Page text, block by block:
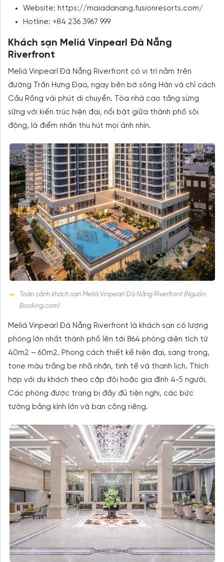
Website: https://maiadanang.fusionresorts.com/
Hotline: +84 236 3967 999
Khách sạn Meliá Vinpearl Đà Nẵng
Riverfront
Meliá Vinpearl Đà Nẵng Riverfront có vị trí nằm trên
đường Trần Hưng Đạo, ngay bên bờ sông Hàn và chỉ cách
Cầu Rồng vài phút di chuyển. Tòa nhà cao tầng sừng
sững với kiến trúc hiện đại, nổi bật giữa thành phố sôi
động, là điểm nhấn thu hút mọi ánh nhìn.
Toàn cảnh khách sạn Meliá Vinpearl Đà Nẵng Riverfront (Nguồn:
Booking.com)
Meliá Vinpearl Đà Nẵng Riverfront là khách sạn có lượng
phòng lớn nhất thành phố lên tới 864 phòng diện tích từ
40m2 – 60m2. Phong cách thiết kế hiện đại, sang trọng,
tone màu trắng be nhã nhặn, tinh tế và thanh lịch. Thích
hợp với du khách theo cặp đôi hoặc gia đình 4-5 người.
Các phòng được trang bị đầy đủ tiện nghi, các bức
tường bằng kính lớn và ban công riêng.